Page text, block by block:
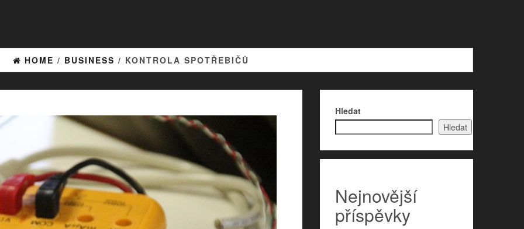
HOME / BUSINESS / KONTROLA SPOTŘEBIČŮ
Hledat
Hledat
Nejnovější
příspěvky